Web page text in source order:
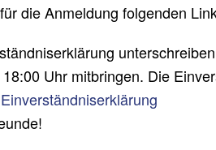
die Anmeldung folgenden
Uhr mitbringen. Die
Einverständniserklärung